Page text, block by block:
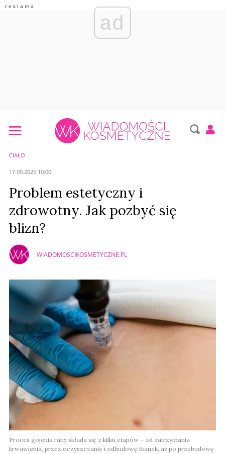
ad
CIAŁO
17.09.2025 10:00
Problem estetyczny i
zdrowotny. Jak pozbyć się
blizn?
WIADOMOSCIKOSMETYCZNE.PL
Proces gojenia rany składa się z kilku etapów – od zatrzymania
krwawienia, przez oczyszczanie i odbudowę tkanek, aż po przebudowę